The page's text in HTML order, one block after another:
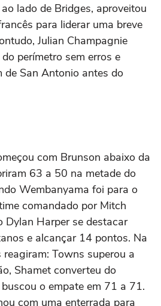
lado de Bridges, aproveitou
para liderar uma breve
Julian Champagnie
perímetro sem erros e
San Antonio antes do
com Brunson abaixo da
63 a 50 na metade do
Wembanyama foi para o
comandado por Mitch
Dylan Harper se destacar
e alcançar 14 pontos. Na
reagiram: Towns superou a
Shamet converteu do
o empate em 71 a 71.
com uma enterrada para